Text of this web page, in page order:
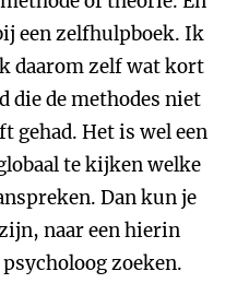
een zelfhulpboek. Ik
daarom zelf wat kort
die de methodes niet
gehad. Het is wel een
te kijken welke
Dan kun je
naar een hierin
zoeken.